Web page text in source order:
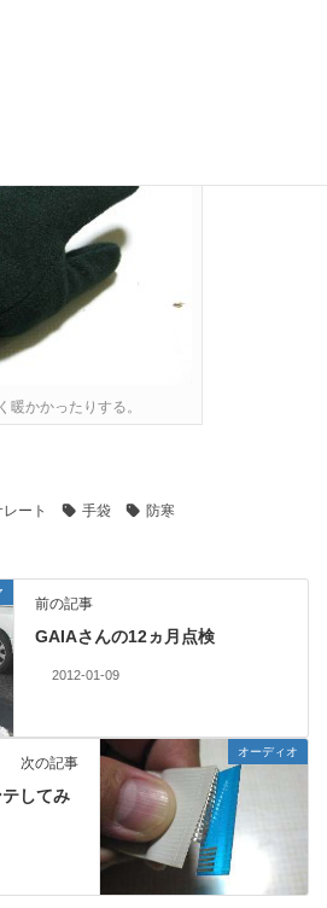
暖かかったりする。
ート 手袋 防寒
前の記事
GAIAさんの12ヵ月点検
2012-01-09
オーディオ
次の記事
してみ